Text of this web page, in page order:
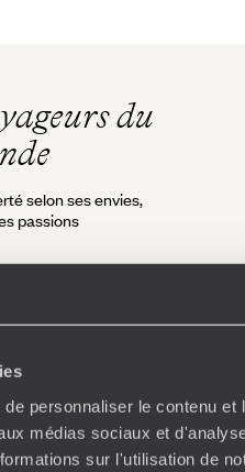
personnaliser le contenu et
médias sociaux et
sur l'utilisation de
du
selon ses envies,
passions